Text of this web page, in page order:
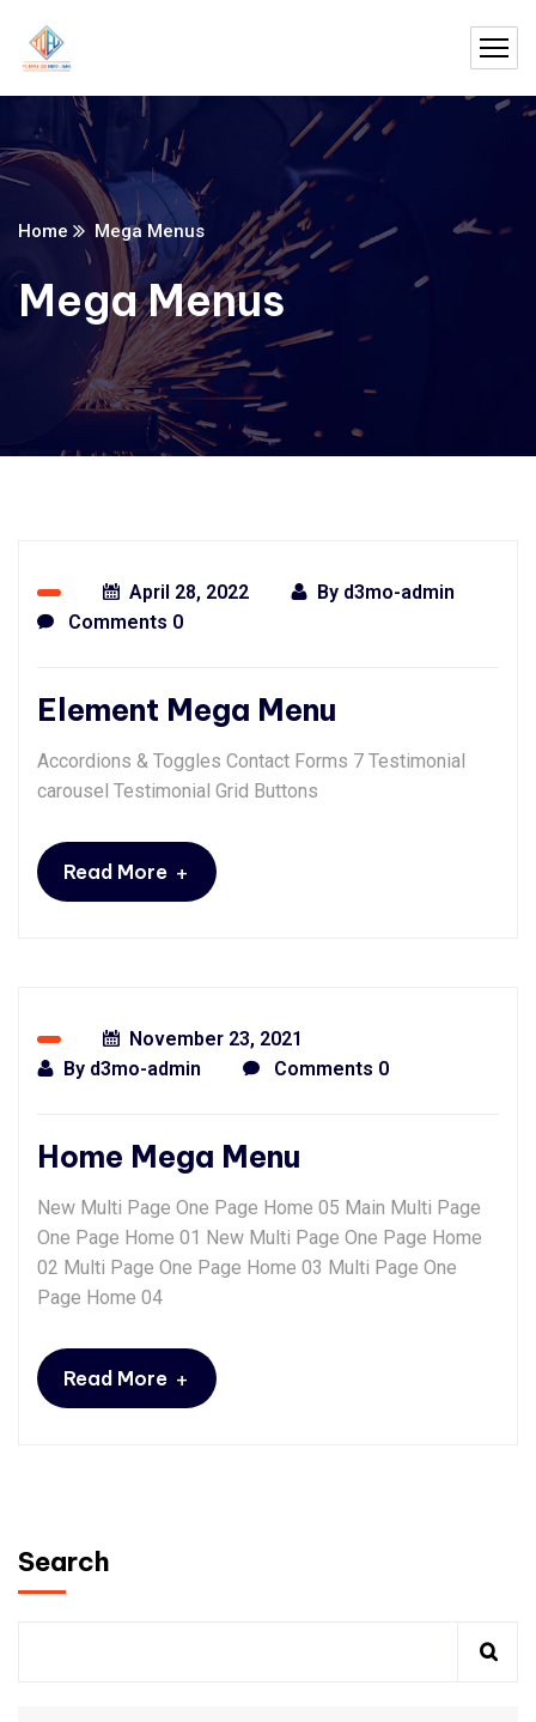
Home Mega Menus
Mega Menus
April 28, 2022 By d3mo-admin
Comments 0
Element Mega Menu
Accordions & Toggles Contact Forms 7 Testimonial
carousel Testimonial Grid Buttons
Read More +
November 23, 2021
By d3mo-admin Comments 0
Home Mega Menu
New Multi Page One Page Home 05 Main Multi Page
One Page Home 01 New Multi Page One Page Home
02 Multi Page One Page Home 03 Multi Page One
Page Home 04
Read More +
Search